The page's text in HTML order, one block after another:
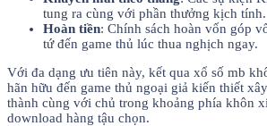
tung ra cùng với phần thưởng kịch tính.
Hoàn tiền: Chính sách hoàn vốn góp
tứ đến game thủ lúc thua nghịch ngay.
Với đa dạng ưu tiên này, kết qua xổ số mb
hãn hữu đến game thủ ngoại giả kiến thiết
thành cùng với chủ trong khoảng phía khôn
download hàng tậu chọn.